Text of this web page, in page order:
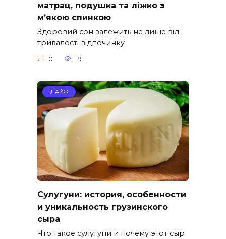
матрац, подушка та ліжко з
м’якою спинкою
Здоровий сон залежить не лише від
тривалості відпочинку
0 19
ЛАЙФ
Сулугуни: история, особенности
и уникальность грузинского
сыра
Что такое сулугуни и почему этот сыр